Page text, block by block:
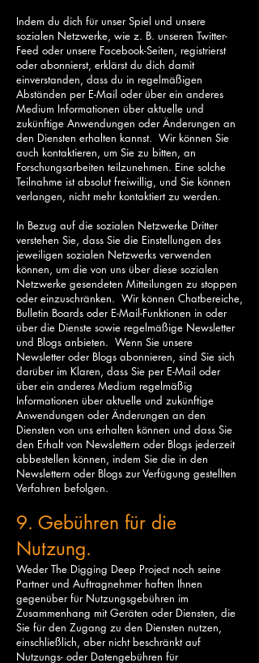
Indem du dich für unser Spiel und unsere
sozialen Netzwerke, wie z. B. unseren Twitter-
Feed oder unsere Facebook-Seiten, registrierst
oder abonnierst, erklärst du dich damit
einverstanden, dass du in regelmäßigen
Abständen per E-Mail oder über ein anderes
Medium Informationen über aktuelle und
zukünftige Anwendungen oder Änderungen an
den Diensten erhalten kannst. Wir können Sie
auch kontaktieren, um Sie zu bitten, an
Forschungsarbeiten teilzunehmen. Eine solche
Teilnahme ist absolut freiwillig, und Sie können
verlangen, nicht mehr kontaktiert zu werden.
In Bezug auf die sozialen Netzwerke Dritter
verstehen Sie, dass Sie die Einstellungen des
jeweiligen sozialen Netzwerks verwenden
können, um die von uns über diese sozialen
Netzwerke gesendeten Mitteilungen zu stoppen
oder einzuschränken. Wir können Chatbereiche,
Bulletin Boards oder E-Mail-Funktionen in oder
über die Dienste sowie regelmäßige Newsletter
und Blogs anbieten. Wenn Sie unsere
Newsletter oder Blogs abonnieren, sind Sie sich
darüber im Klaren, dass Sie per E-Mail oder
über ein anderes Medium regelmäßig
Informationen über aktuelle und zukünftige
Anwendungen oder Änderungen an den
Diensten von uns erhalten können und dass Sie
den Erhalt von Newslettern oder Blogs jederzeit
abbestellen können, indem Sie die in den
Newslettern oder Blogs zur Verfügung gestellten
Verfahren befolgen.
9. Gebühren für die
Nutzung.
Weder The Digging Deep Project noch seine
Partner und Auftragnehmer haften Ihnen
gegenüber für Nutzungsgebühren im
Zusammenhang mit Geräten oder Diensten, die
Sie für den Zugang zu den Diensten nutzen,
einschließlich, aber nicht beschränkt auf
Nutzungs- oder Datengebühren für